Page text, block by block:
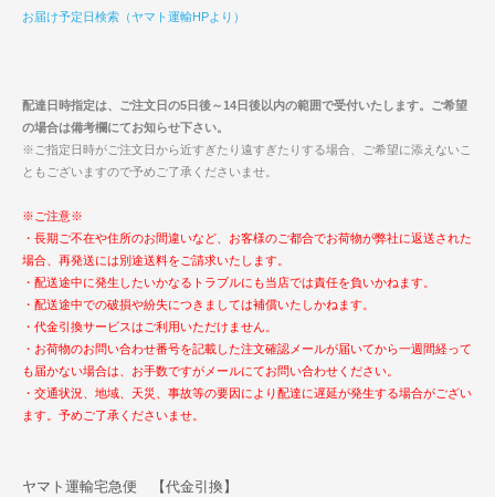
お届け予定日検索（ヤマト運輸HPより）
配達日時指定は、ご注文日の5日後～14日後以内の範囲で受付いたします。ご希望
の場合は備考欄にてお知らせ下さい。
※ご指定日時がご注文日から近すぎたり遠すぎたりする場合、ご希望に添えないこ
ともございますので予めご了承くださいませ。
※ご注意※
・長期ご不在や住所のお間違いなど、お客様のご都合でお荷物が弊社に返送された
場合、再発送には別途送料をご請求いたします。
・配送途中に発生したいかなるトラブルにも当店では責任を負いかねます。
・配送途中での破損や紛失につきましては補償いたしかねます。
・代金引換サービスはご利用いただけません。
・お荷物のお問い合わせ番号を記載した注文確認メールが届いてから一週間経って
も届かない場合は、お手数ですがメールにてお問い合わせください。
・交通状況、地域、天災、事故等の要因により配達に遅延が発生する場合がござい
ます。予めご了承くださいませ。
ヤマト運輸宅急便 【代金引換】